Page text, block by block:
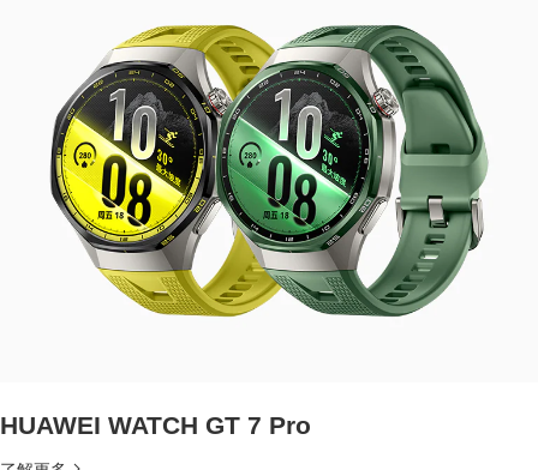
HUAWEI WATCH GT 7 Pro